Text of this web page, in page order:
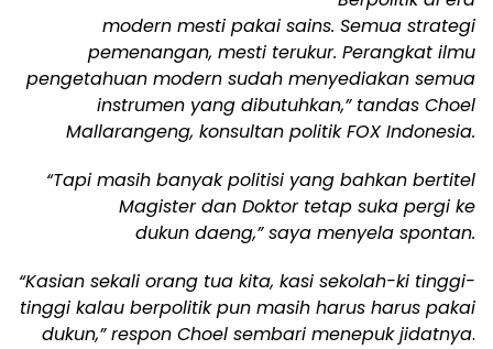
modern mesti pakai sains. Semua strategi
pemenangan, mesti terukur. Perangkat ilmu
pengetahuan modern sudah menyediakan semua
instrumen yang dibutuhkan,” tandas Choel
Mallarangeng, konsultan politik FOX Indonesia.
“Tapi masih banyak politisi yang bahkan bertitel
Magister dan Doktor tetap suka pergi ke
dukun daeng,” saya menyela spontan.
“Kasian sekali orang tua kita, kasi sekolah-ki tinggi-
tinggi kalau berpolitik pun masih harus harus pakai
dukun,” respon Choel sembari menepuk jidatnya.